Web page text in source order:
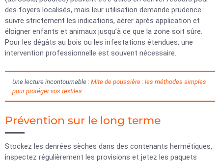
des foyers localisés, mais leur utilisation demande prudence :
suivre strictement les indications, aérer après application et
éloigner enfants et animaux jusqu’à ce que la zone soit sûre.
Pour les dégâts au bois ou les infestations étendues, une
intervention professionnelle est souvent nécessaire.
Une lecture incontournable : Mite de poussière : les méthodes simples
pour protéger vos textiles
Prévention sur le long terme
Stockez les denrées sèches dans des contenants hermétiques,
inspectez régulièrement les provisions et jetez les paquets